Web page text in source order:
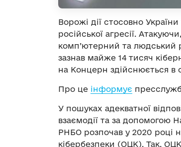
Ворожі дії стосовно
російської агресії.
комп’ютерний та людський
зазнав майже 14 тисяч
на Концерн здійснюється в
Про це інформує
У пошуках адекватної
взаємодії та за допомогою
РНБО розпочав у 2020 році
кібербезпеки (ОЦК). Так,